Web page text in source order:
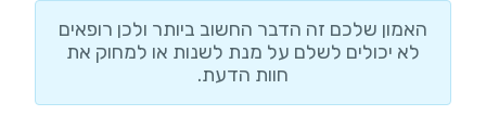
האמון שלכם זה הדבר החשוב ביותר ולכן רופאים
לא יכולים לשלם על מנת לשנות או למחוק את
חוות הדעת.